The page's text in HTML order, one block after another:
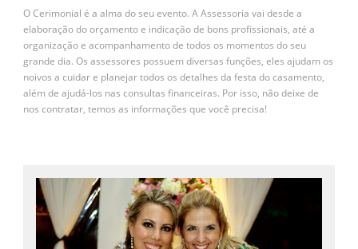
O Cerimonial é a alma do seu evento. A Assessoria vai desde a
elaboração do orçamento e indicação de bons profissionais, até a
organização e acompanhamento de todos os momentos do seu
grande dia. Os assessores possuem diversas funções, eles ajudam os
noivos a cuidar e planejar todos os detalhes da festa do casamento,
além de ajudá-los nas consultas financeiras. Por isso, não deixe de
nos contratar, temos as informações que você precisa!